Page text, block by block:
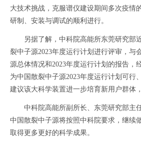
大技术挑战，克服谱仪建设期间多次疫情
研制、安装与调试的顺利进行。
另据了解，中科院高能所东莞研究部
裂中子源2023年度运行计划进行评审，与
源总体情况和2023年度运行计划的报告，
为中国散裂中子源2023年度运行计划可行
建议该大科学装置进一步培育新用户群体
中科院高能所副所长、东莞研究部主任
中国散裂中子源将按照中科院要求，继续
取得更多更好的科学成果。